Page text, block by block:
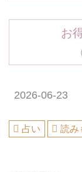
お
（
2026-06-23
占い 読み